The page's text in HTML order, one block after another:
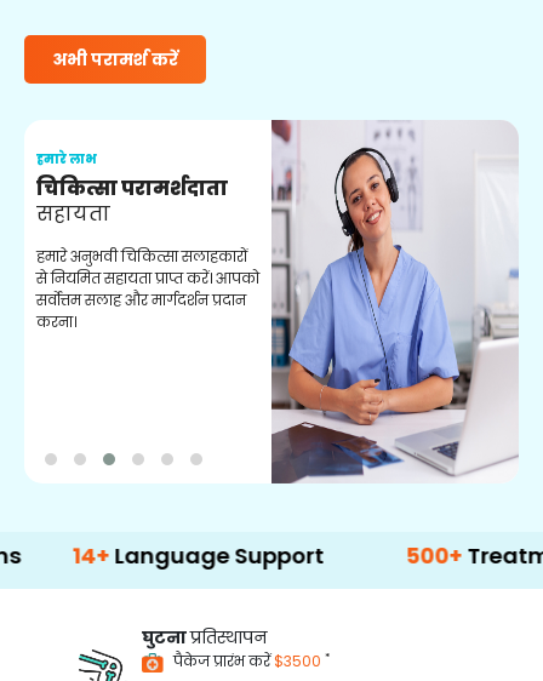
अभी परामर्श करें
हमारे लाभ
चिकित्सा परामर्शदाता
सहायता
हमारे अनुभवी चिकित्सा सलाहकारों
से नियमित सहायता प्राप्त करें। आपको
सर्वोत्तम सलाह और मार्गदर्शन प्रदान
करना।
Language Support 500+ Treatment
घुटनाप्रतिस्थापन
पैकेज प्रारंभ करें$3500 *